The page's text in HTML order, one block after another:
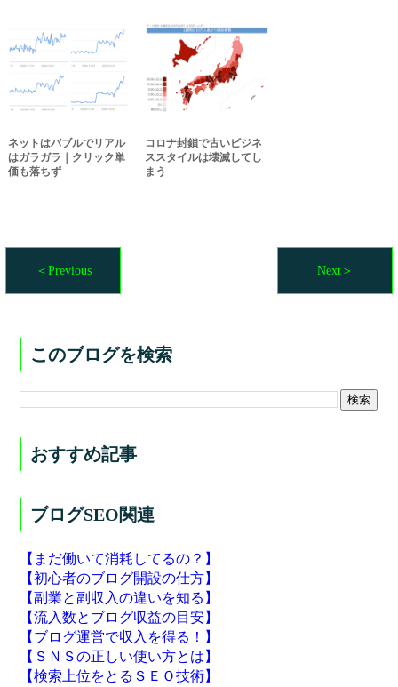
ネットはバブルでリアル
はガラガラ｜クリック単
価も落ちず
コロナ封鎖で古いビジネ
ススタイルは壊滅してし
まう
＜Previous Next＞
このブログを検索
おすすめ記事
ブログSEO関連
【まだ働いて消耗してるの？】
【初心者のブログ開設の仕方】
【副業と副収入の違いを知る】
【流入数とブログ収益の目安】
【ブログ運営で収入を得る！】
【ＳＮＳの正しい使い方とは】
【検索上位をとるＳＥＯ技術】